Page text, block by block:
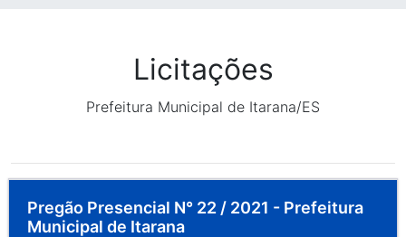
Licitações
Prefeitura Municipal de Itarana/ES
Pregão Presencial N° 22 / 2021 - Prefeitura
Municipal de Itarana